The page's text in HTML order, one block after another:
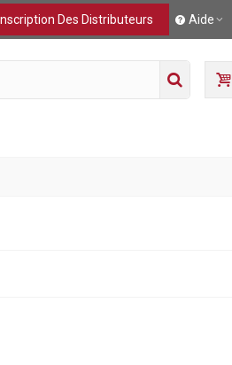
Aide
Inscription Des Distributeurs